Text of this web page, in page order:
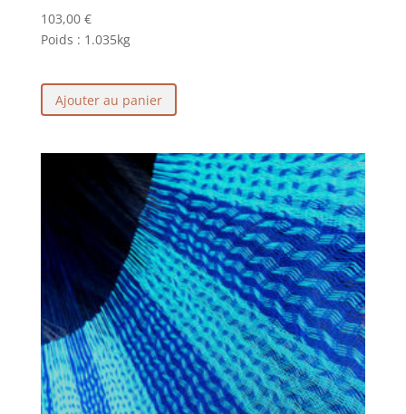
103,00 €
Poids : 1.035kg
Ajouter au panier